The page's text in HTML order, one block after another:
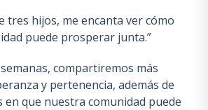
tres hijos, me encanta ver cómo
puede prosperar junta.”
compartiremos más
y pertenencia, además de
en que nuestra comunidad puede